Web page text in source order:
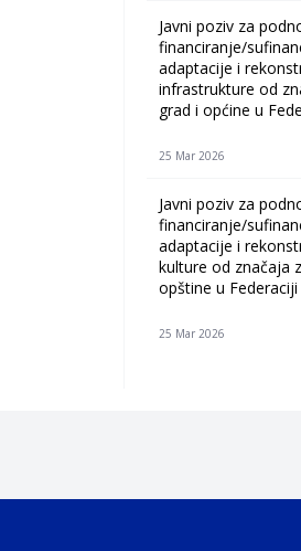
Javni poziv za
financiranje/
adaptacije i
infrastrukture od
grad i općine u
25 Mar 2026
Javni poziv za
financiranje/
adaptacije i
kulture od značaja
opštine u Federaciji
25 Mar 2026